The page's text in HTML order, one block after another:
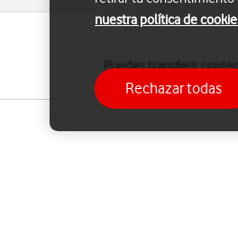
Puedes transferir
nuestra política de
Rechazar todas